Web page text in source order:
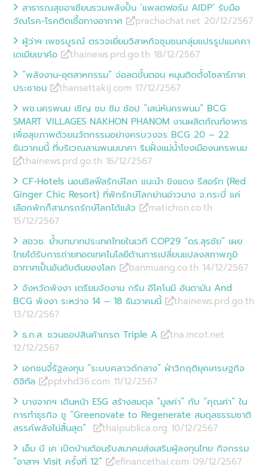
สาธารณสุขอาเซียนรวมพลังปั้น ‘แพลตฟอร์ม AIDP’ รับมือ
วัณโรค-โรคติดเชื้อทางอากาศ
prachachat.net 20/12/2567
ผู้ว่าฯ เพชรบูรณ์ ตรวจเยี่ยมวิสาหกิจชุมชนกลุ่มแปรรูปแมคคา
เดเมียเขาค้อ
thainews.prd.go.th 18/12/2567
“พลังงาน-อุตสาหกรรม” จ่อลดขั้นตอน หนุนติดตั้งโซลาร์ภาค
ประชาชน
thansettakij.com 17/12/2567
พช.นครพนม เชิญ ชม ชิม ช้อป “เสน่ห์นครพนม” BCG
SMART VILLAGES NAKHON PHANOM งานผลิตภัณฑ์อาหาร
เพื่อสุขภาพด้วยนวัตกรรมอย่างครบวงจร BCG 20 – 22
ธันวาคมนี้ ที่บริเวณลานพนมนาคา ริมฝั่งแม่น้ำโขงเมืองนครพนม
thainews.prd.go.th 16/12/2567
CF-Hotels นอนชิลฟีลรักษ์โลก แนะนำ ขิงแดง รีสอร์ท (Red
Ginger Chic Resort) ที่พักรักษ์โลกย่านอ่าวนาง จ.กระบี่ แค่
เลือกพักก็สามารถรักษ์โลกได้แล้ว
matichon.co.th
15/12/2567
สอวช. ย้ำบทบาทประเทศไทยในเวที COP29 “ดร.สุรชัย” เผย
ไทยได้รับการถ่ายทอดเทคโนโลยีด้านการเปลี่ยนแปลงสภาพภูมิ
อากาศเป็นอันดับต้นของโลก
banmuang.co.th 14/12/2567
จังหวัดพังงา เตรียมจัดงาน กรีน อีโคโนมี อันดามัน And
BCG พังงา ระหว่าง 14 – 18 ธันวาคมนี้
thainews.prd.go.th
13/12/2567
ธ.ก.ส. ชวนชอปสินค้าเกรด Triple A
tna.mcot.net
12/12/2567
เอกชนจี้รัฐลงทุน “ระบบคลาวด์กลาง” ฝ่าวิกฤติยุคเศรษฐกิจ
ดิจิทัล
pptvhd36.com 11/12/2567
บางจากฯ เดินหน้า ESG สร้างสมดุล “มูลค่า” กับ “คุณค่า” ใน
การทำธุรกิจ ชู “Greenovate to Regenerate สมดุลธรรมชาติ
สรรค์พลังไม่สิ้นสุด”
thaipublica.org 10/12/2567
เอ็ม บี เค เปิดบ้านต้อนรับสมาคมส่งเสริมผู้ลงทุนไทย กิจกรรม
“อาสาฯ Visit ครั้งที่ 12”
efinancethai.com 09/12/2567